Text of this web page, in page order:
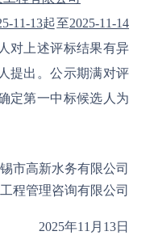
11-13起至2025-11-14
对上述评标结果有异
提出。公示期满对评
定第一中标候选人为
市高新水务有限公司
程管理咨询有限公司
2025年11月13日